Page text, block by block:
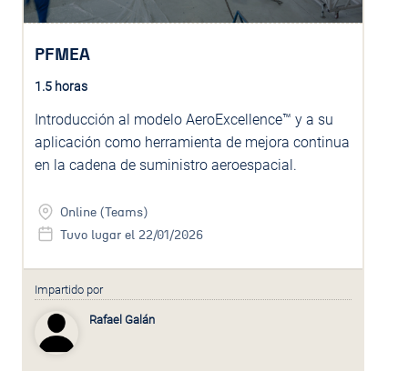
PFMEA
1.5 horas
Introducción al modelo AeroExcellence™ y a su
aplicación como herramienta de mejora continua
en la cadena de suministro aeroespacial.
Online (Teams)
Tuvo lugar el 22/01/2026
Impartido por
Rafael Galán